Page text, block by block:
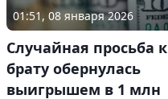
01:51, 08 января 2026
Случайная просьба к
брату обернулась
выигрышем в 1 млн